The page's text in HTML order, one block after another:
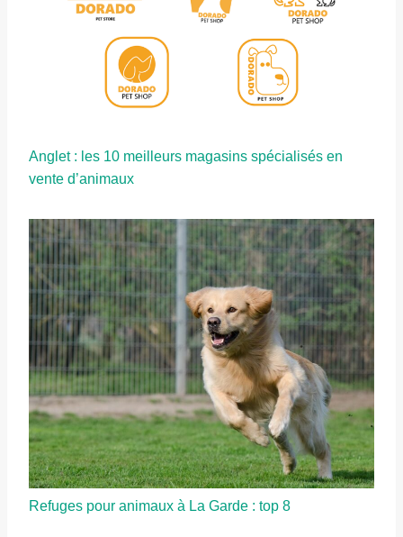
Anglet : les 10 meilleurs magasins spécialisés en
vente d’animaux
Refuges pour animaux à La Garde : top 8